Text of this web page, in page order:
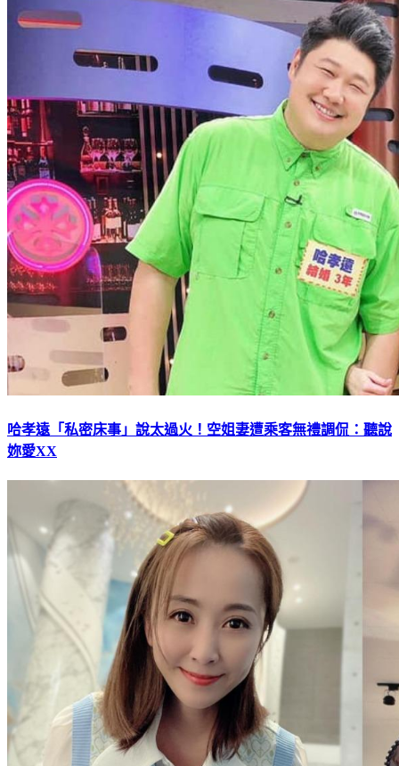
哈孝遠「私密床事」說太過火！空姐妻遭乘客無禮調侃：聽說
妳愛XX